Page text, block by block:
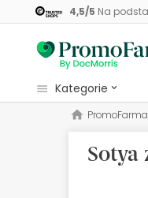
4,5/5 Na
kategorie
Kosmetyki
Zdrowie
PromoFarma
Sotya